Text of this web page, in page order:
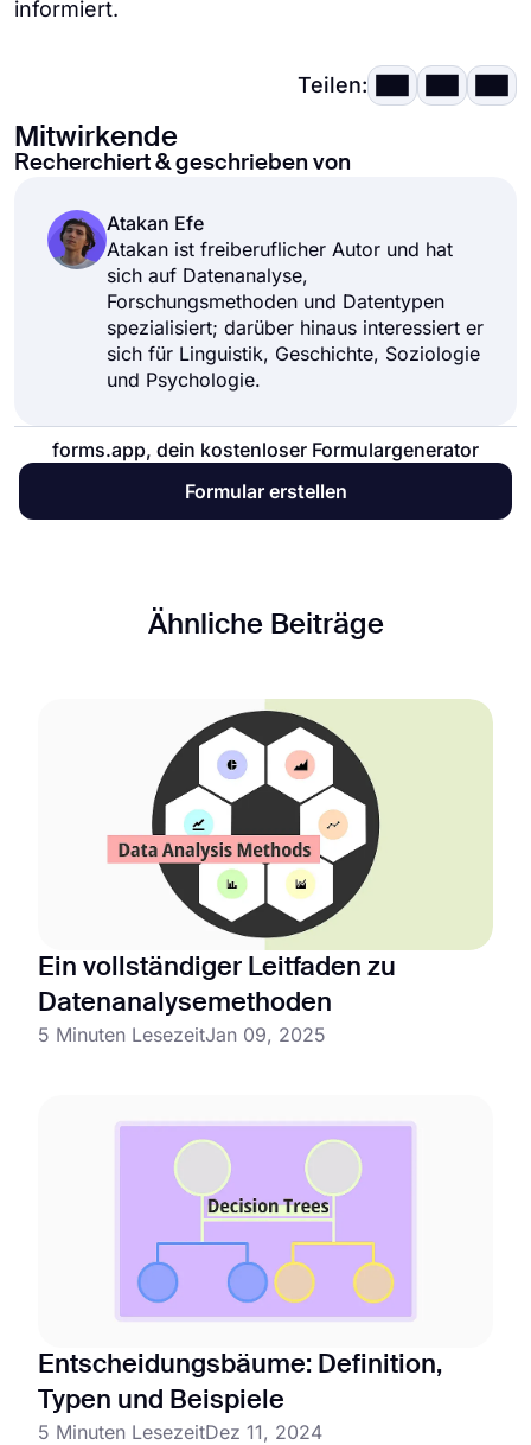
verwenden. Die Diskursanalyse hilft, diese
informiert.
Teilen:
Mitwirkende
Recherchiert & geschrieben von
Atakan Efe
Atakan ist freiberuflicher Autor und hat
sich auf Datenanalyse,
Forschungsmethoden und Datentypen
spezialisiert; darüber hinaus interessiert er
sich für Linguistik, Geschichte, Soziologie
und Psychologie.
forms.app, dein kostenloser Formulargenerator
Formular erstellen
Ähnliche Beiträge
Ein vollständiger Leitfaden zu
Datenanalysemethoden
5 Minuten LesezeitJan 09, 2025
Entscheidungsbäume: Definition,
Typen und Beispiele
5 Minuten LesezeitDez 11, 2024